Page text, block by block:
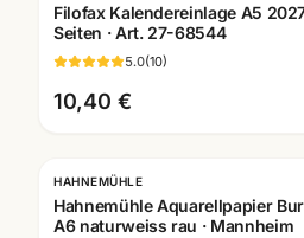
Filofax Kalendereinlage A5
Seiten · Art. 27-68544
5.0(10)
10,40 €
HAHNEMÜHLE
Hahnemühle Aquarellpapier
A6 naturweiss rau · Mannheim